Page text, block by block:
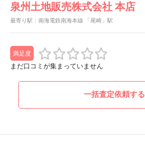
泉州土地販売株式会社 本店
最寄り駅：南海電鉄南海本線 「尾崎」駅
満足度
まだ口コミが集まっていません
一括査定依頼する